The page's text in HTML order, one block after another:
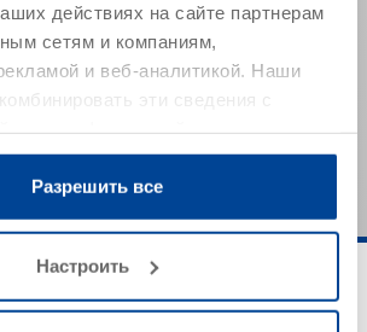
действиях на сайте партнерам
сетям и компаниям,
и веб-аналитикой. Наши
эти сведения с
они получили при использовании
Разрешить все
Настроить
углеводороды